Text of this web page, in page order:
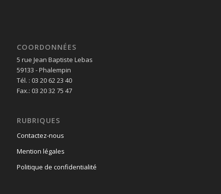
COORDONNÉES
5 rue Jean Baptiste Lebas
59133 - Phalempin
Tél. : 03 20 62 23 40
Fax.: 03 20 32 75 47
RUBRIQUES
Contactez-nous
Mention légales
Politique de confidentialité